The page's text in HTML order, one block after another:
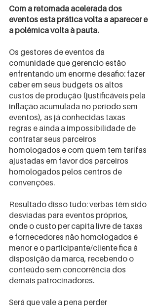
Com a retomada acelerada dos
eventos esta prática volta a aparecer e
a polêmica volta à pauta.
Os gestores de eventos da
comunidade que gerencio estão
enfrentando um enorme desafio: fazer
caber em seus budgets os altos
custos de produção (justificáveis pela
inflação acumulada no período sem
eventos), as já conhecidas taxas
regras e ainda a impossibilidade de
contratar seus parceiros
homologados e com quem tem tarifas
ajustadas em favor dos parceiros
homologados pelos centros de
convenções.
Resultado disso tudo: verbas têm sido
desviadas para eventos próprios,
onde o custo per capita livre de taxas
e fornecedores não homologados é
menor e o participante/cliente fica à
disposição da marca, recebendo o
conteúdo sem concorrência dos
demais patrocinadores.
Será que vale a pena perder